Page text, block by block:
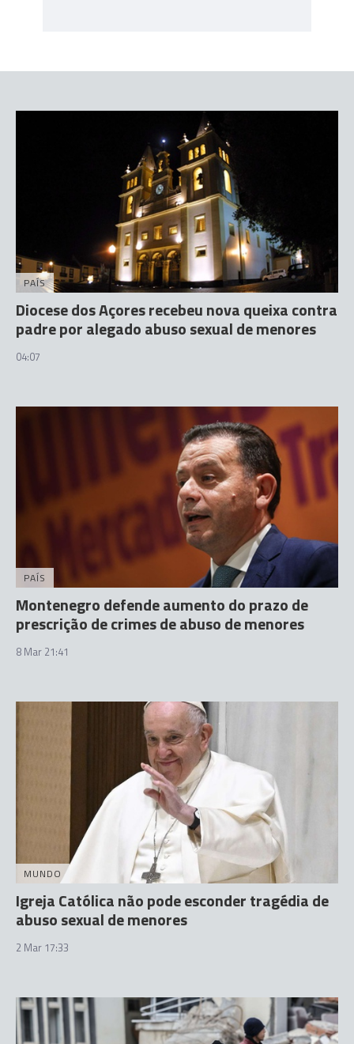
PAÍS
Diocese dos Açores recebeu nova queixa contra
padre por alegado abuso sexual de menores
04:07
PAÍS
Montenegro defende aumento do prazo de
prescrição de crimes de abuso de menores
8 Mar 21:41
MUNDO
Igreja Católica não pode esconder tragédia de
abuso sexual de menores
2 Mar 17:33